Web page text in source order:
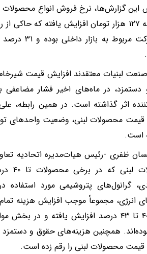
این شرکت
لبنیات معتقدند افزایش قیمت
دستمزد، در ماه‌های اخیر فشار
اثر گذاشته است. در همین رابطه،
قیمت محصولات لبنی، وضعیت واحدهای
است.
ظفری -رئیس هیات‌مدیره اتحادیه
گرانول‌های پتروشیمی مورد
انرژی، مجموعاً موجب افزایش هزینه
حدود ۴۰ تا ۴۳ درصد افزایش یافته و
همچنین هزینه‌های حقوق و دستمزد
قیمت محصولات لبنی را رقم زده است.